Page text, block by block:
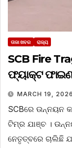
ତାଜା ଖବର ରାଜ୍ୟ
SCB Fire
ଫ୍ୟାକ୍ଟ
MARCH 19, 2026
SCBରେ ଉନ୍ନୟନ
ଟିମ୍‌ର ଯାଞ୍ଚ ।
ନେତୃତ୍ବରେ ଚାଲିଛି